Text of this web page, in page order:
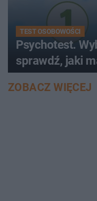
TEST OSOBOWOŚCI
Psychotest.
sprawdź, jaki
ZOBACZ WIĘCEJ